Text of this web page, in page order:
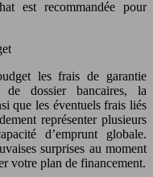
est recommandée pour
les frais de garantie
dossier bancaires, la
que les éventuels frais liés
représenter plusieurs
d’emprunt globale.
surprises au moment
votre plan de financement.